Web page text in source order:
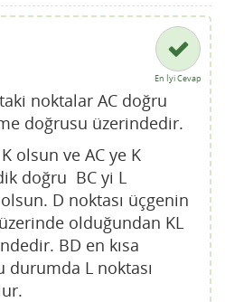
En İyi Cevap
noktalar AC doğru
doğrusu üzerindedir.
olsun ve AC ye K
doğru BC yi L
D noktası üçgenin
olduğundan KL
BD en kısa
durumda L noktası